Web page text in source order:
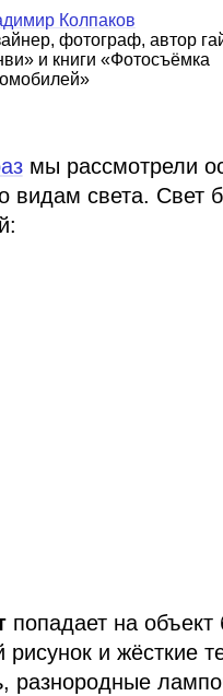
Колпаков
фотограф, автор
и книги «Фотосъёмка
мы рассмотрели
видам света. Свет
попадает на объект
рисунок и жёсткие
разнородные